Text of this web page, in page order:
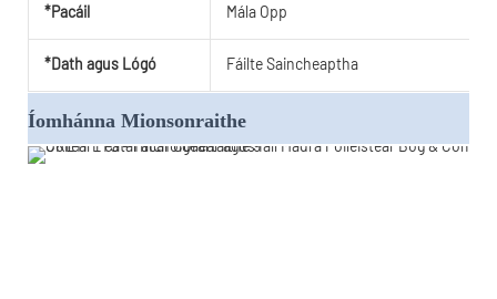
*Pacáil Mála Opp
*Dath agus Lógó Fáilte Saincheaptha
Íomhánna Mionsonraithe